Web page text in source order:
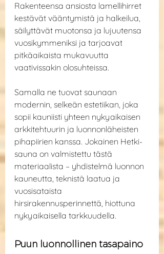
Rakenteensa ansiosta lamellihirret
kestävät vääntymistä ja halkeilua,
säilyttävät muotonsa ja lujuutensa
vuosikymmeniksi ja tarjoavat
pitkäaikaista mukavuutta
vaativissakin olosuhteissa.
Samalla ne tuovat saunaan
modernin, selkeän estetiikan, joka
sopii kauniisti yhteen nykyaikaisen
arkkitehtuurin ja luonnonläheisten
pihapiirien kanssa. Jokainen Hetki-
sauna on valmistettu tästä
materiaalista – yhdistelmä luonnon
kauneutta, teknistä laatua ja
vuosisataista
hirsirakennusperinnettä, hiottuna
nykyaikaisella tarkkuudella.
Puun luonnollinen tasapaino